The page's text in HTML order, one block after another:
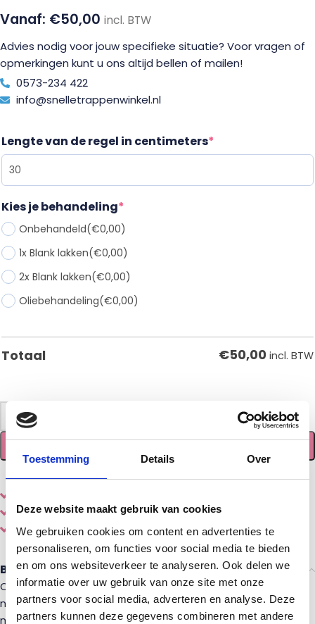
Toestemming Details Over
Deze website maakt gebruik van cookies
We gebruiken cookies om content en advertenties te
personaliseren, om functies voor social media te bieden
en om ons websiteverkeer te analyseren. Ook delen we
informatie over uw gebruik van onze site met onze
partners voor social media, adverteren en analyse. Deze
partners kunnen deze gegevens combineren met andere
€50,00 incl. BTW
Advies nodig voor jouw specifieke situatie? Voor vragen of
opmerkingen kunt u ons altijd bellen of mailen!
0573-234 422
info@snelletrappenwinkel.nl
Lengte van de regel in centimeters*
Kies je behandeling*
Onbehandeld(€0,00)
1x Blank lakken(€0,00)
2x Blank lakken(€0,00)
Oliebehandeling(€0,00)
Totaal €50,00 incl. BTW
Diversehoutsoorten en stijlen
Gemaakt door een echtevakman
Beschrijving
Op zoek naar een sleutelgatprofiel bovenregel voor jouw
nieuwe balustrade van beukenhout? Wij leveren deze op
maat gemaakt voor jouw project! De beuken regel word